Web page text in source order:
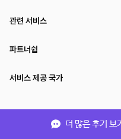
더 많은 후기 보기
관련 서비스
파트너쉽
서비스 제공 국가
(주)NSPACE 사업자정보